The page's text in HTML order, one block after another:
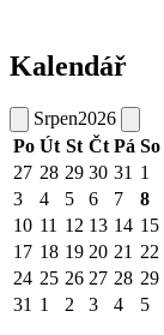
Kalendář
Srpen2026
Po Út St Čt Pá So
27 28 29 30 31 1
3
4 5 6 7 8
10 11 12 13 14 15
17 18 19 20 21 22
24 25 26 27 28 29
31 1 2 3 4 5